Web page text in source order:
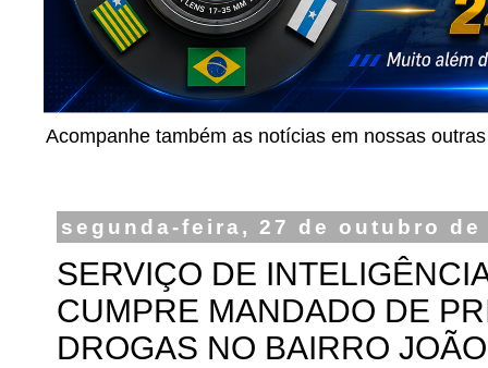
Acompanhe também as notícias em nossas
segunda-feira, 27 de outubro de
SERVIÇO DE
CUMPRE MANDADO DE
DROGAS NO BAIRRO